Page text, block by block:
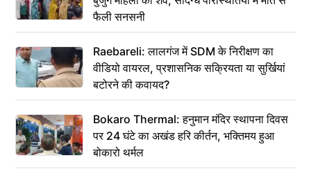
फैली सनसनी
Raebareli: लालगंज में SDM के निरीक्षण का
वीडियो वायरल, प्रशासनिक सक्रियता या सुर्खियां
बटोरने की कवायद?
Bokaro Thermal: हनुमान मंदिर स्थापना दिवस
पर 24 घंटे का अखंड हरि कीर्तन, भक्तिमय हुआ
बोकारो थर्मल